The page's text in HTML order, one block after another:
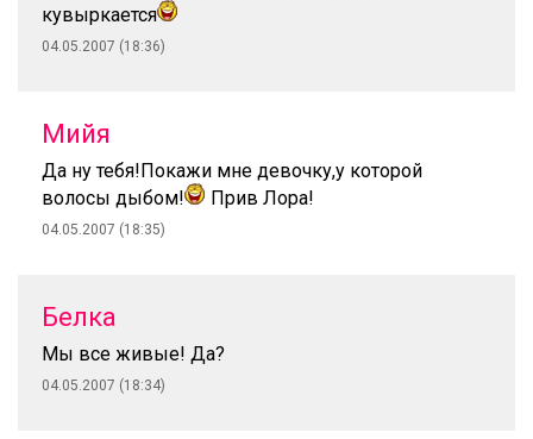
кувыркается
04.05.2007 (18:36)
Мийя
Да ну тебя!Покажи мне девочку,у которой
волосы дыбом!
Прив Лора!
04.05.2007 (18:35)
Белка
Мы все живые! Да?
04.05.2007 (18:34)